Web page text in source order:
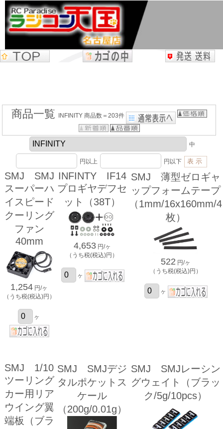
商品一覧 INFINITY 商品数＝203件
中
円以上 円以下
SMJ SMJ
スーパーハ
イスピード
クーリング
ファン
40mm
1,254 円/ヶ
（うち税(税込)円）
ヶ
INFINTY IF14
プロギヤデフセ
ット（38T）
4,653 円/ヶ
（うち税(税込)円）
ヶ
SMJ 薄型ゼロギャ
ップフォームテープ
（1mm/16x160mm/4
枚）
522 円/ヶ
（うち税(税込)円）
ヶ
SMJ 1/10
ツーリング
カー用リア
ウイング翼
端板（ブラ
SMJ SMJデジ
タルポケットス
ケール
（200g/0.01g）
SMJ SMJレーシン
グウェイト（ブラッ
ク/5g/10pcs）